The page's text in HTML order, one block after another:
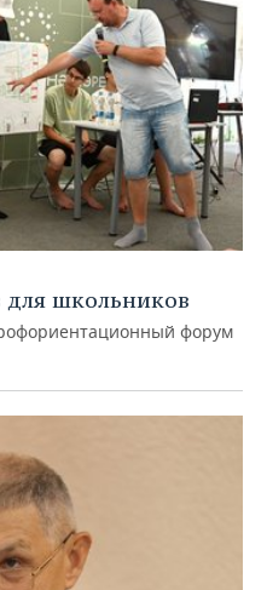
для школьников
форум